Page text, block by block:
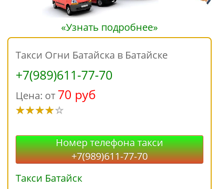
«Узнать подробнее»
Такси Огни Батайска в Батайске
+7(989)611-77-70
Цена: от 70 руб
Номер телефона такси
+7(989)611-77-70
Такси Батайск